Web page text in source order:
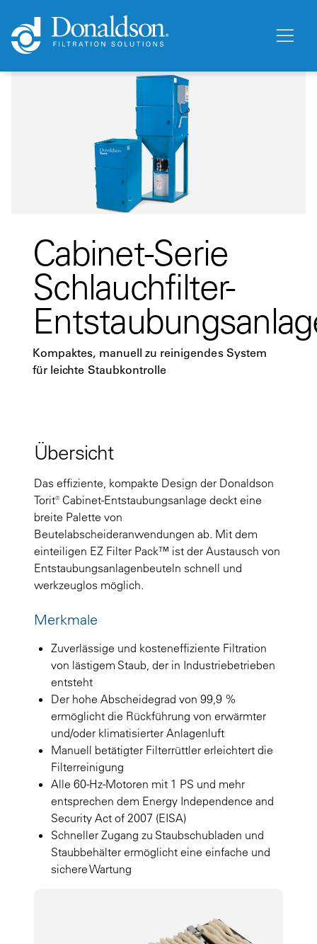
Cabinet-Serie
Schlauchfilter-
Kompaktes, manuell zu reinigendes System
für leichte Staubkontrolle
Übersicht
Das effiziente, kompakte Design der Donaldson
Torit® Cabinet-Entstaubungsanlage deckt eine
breite Palette von
Beutelabscheideranwendungen ab. Mit dem
einteiligen EZ Filter Pack™ ist der Austausch von
Entstaubungsanlagenbeuteln schnell und
werkzeuglos möglich.
Merkmale
Zuverlässige und kosteneffiziente Filtration
von lästigem Staub, der in Industriebetrieben
entsteht
Der hohe Abscheidegrad von 99,9 %
ermöglicht die Rückführung von erwärmter
und/oder klimatisierter Anlagenluft
Manuell betätigter Filterrüttler erleichtert die
Filterreinigung
Alle 60-Hz-Motoren mit 1 PS und mehr
entsprechen dem Energy Independence and
Security Act of 2007 (EISA)
Schneller Zugang zu Staubschubladen und
Staubbehälter ermöglicht eine einfache und
sichere Wartung